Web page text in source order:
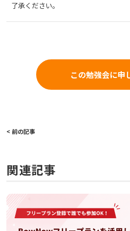
了承ください。
この勉強会に申
< 前の記事
関連記事